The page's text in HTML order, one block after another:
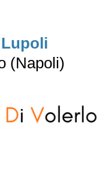
Lupoli
(Napoli)